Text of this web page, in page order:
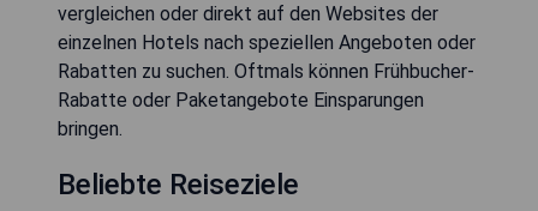
vergleichen oder direkt auf den Websites der
einzelnen Hotels nach speziellen Angeboten oder
Rabatten zu suchen. Oftmals können Frühbucher-
Rabatte oder Paketangebote Einsparungen
bringen.
Beliebte Reiseziele